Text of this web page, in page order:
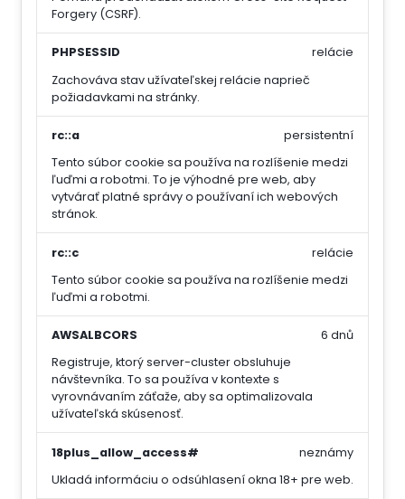
Forgery (CSRF).
PHPSESSID
Zachováva stav užívateľskej relácie naprieč
požiadavkami na stránky.
relácie
rc::a
Tento súbor cookie sa používa na rozlíšenie medzi
ľuďmi a robotmi. To je výhodné pre web, aby
vytvárať platné správy o používaní ich webových
stránok.
persistentní
rc::c
Tento súbor cookie sa používa na rozlíšenie medzi
ľuďmi a robotmi.
relácie
AWSALBCORS
Registruje, ktorý server-cluster obsluhuje
návštevníka. To sa používa v kontexte s
vyrovnávaním záťaže, aby sa optimalizovala
užívateľská skúsenosť.
6 dnů
18plus_allow_access#
Ukladá informáciu o odsúhlasení okna 18+ pre web.
neznámy